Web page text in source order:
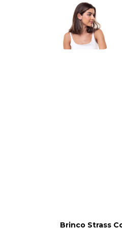
Brinco Strass